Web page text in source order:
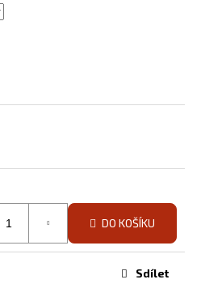
DO KOŠÍKU
Sdílet